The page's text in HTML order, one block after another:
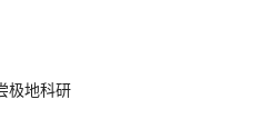
极地科研